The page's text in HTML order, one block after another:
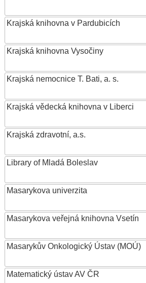
Krajská knihovna v Pardubicích
Krajská knihovna Vysočiny
Krajská nemocnice T. Bati, a. s.
Krajská vědecká knihovna v Liberci
Krajská zdravotní, a.s.
Library of Mladá Boleslav
Masarykova univerzita
Masarykova veřejná knihovna Vsetín
Masarykův Onkologický Ústav (MOÚ)
Matematický ústav AV ČR